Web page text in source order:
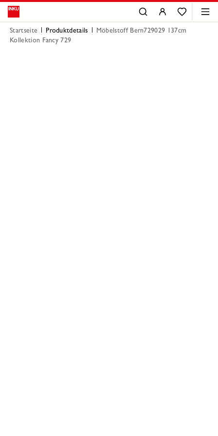
Startseite Produktdetails
Möbelstoff Bern729029 137cm
Kollektion Fancy 729